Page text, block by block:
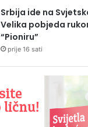
Srbija ide na
Velika pobjeda
“Pioniru”
prije 16 sati